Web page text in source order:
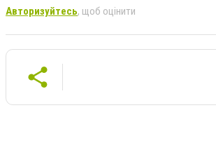
Авторизуйтесь, щоб оцінити